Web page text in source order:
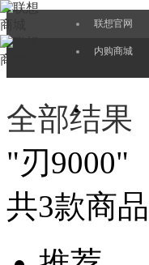
联想官网
内购商城
全部结果
"刃9000"
共3款商品